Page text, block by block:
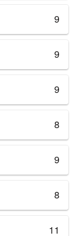
9
9
9
8
9
8
11